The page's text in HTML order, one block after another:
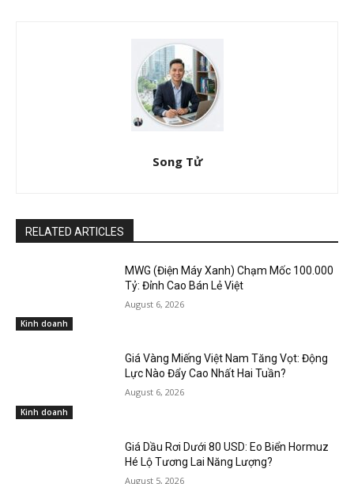
Song Tử
RELATED ARTICLES
Kinh doanh
MWG (Điện Máy Xanh) Chạm Mốc 100.000
Tỷ: Đỉnh Cao Bán Lẻ Việt
August 6, 2026
Kinh doanh
Giá Vàng Miếng Việt Nam Tăng Vọt: Động
Lực Nào Đẩy Cao Nhất Hai Tuần?
August 6, 2026
Giá Dầu Rơi Dưới 80 USD: Eo Biển Hormuz
Hé Lộ Tương Lai Năng Lượng?
August 5, 2026